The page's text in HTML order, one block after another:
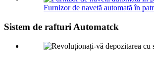
Furnizor de navetă automată în
Sistem de rafturi Automatck